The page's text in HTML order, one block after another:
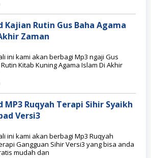
Kajian Rutin Gus Baha Agama
Zaman
ini kami akan berbagi Mp3 ngaji Gus
Kitab Kuning Agama Islam Di Akhir
MP3 Ruqyah Terapi Sihir Syaikh
Versi3
ini kami akan berbagi Mp3 Ruqyah
Gangguan Sihir Versi3 yang bisa anda
mudah dan